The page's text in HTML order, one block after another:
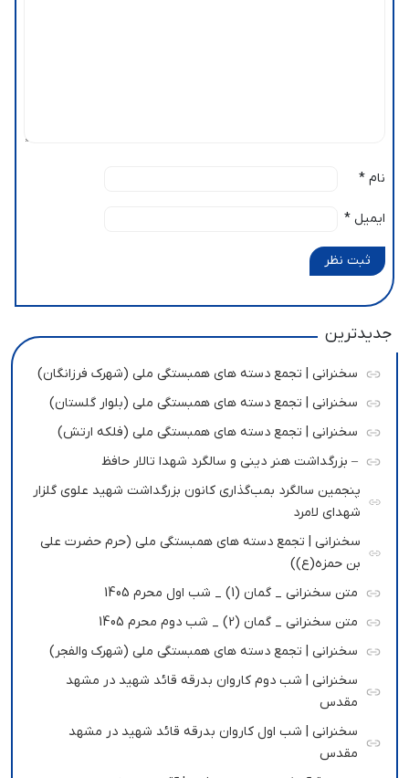
نام *
ایمیل *
ثبت نظر
جدیدترین
سخنرانی | تجمع دسته های همبستگی ملی (شهرک فرزانگان)
سخنرانی | تجمع دسته های همبستگی ملی (بلوار گلستان)
سخنرانی | تجمع دسته های همبستگی ملی (فلکه ارتش)
– بزرگداشت هنر دینی و سالگرد شهدا تالار حافظ
پنجمین سالگرد بمب‌گذاری کانون بزرگداشت شهید علوی گلزار
شهدای لامرد
سخنرانی | تجمع دسته های همبستگی ملی (حرم حضرت علی
بن حمزه(ع))
متن سخنرانی _ گمان (1) _ شب اول محرم 1405
متن سخنرانی _ گمان (2) _ شب دوم محرم 1405
سخنرانی | تجمع دسته های همبستگی ملی (شهرک والفجر)
سخنرانی | شب دوم کاروان بدرقه قائد شهید در مشهد
مقدس
سخنرانی | شب اول کاروان بدرقه قائد شهید در مشهد
مقدس